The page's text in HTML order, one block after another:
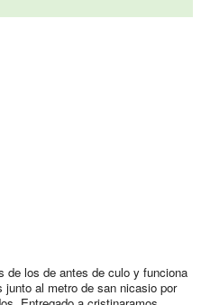
de los de antes de culo y funciona
junto al metro de san nicasio por